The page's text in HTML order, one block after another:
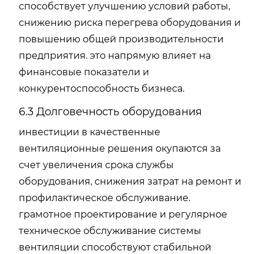
способствует улучшению условий работы,
снижению риска перегрева оборудования и
повышению общей производительности
предприятия. это напрямую влияет на
финансовые показатели и
конкурентоспособность бизнеса.
6.3 Долговечность оборудования
инвестиции в качественные
вентиляционные решения окупаются за
счет увеличения срока службы
оборудования, снижения затрат на ремонт и
профилактическое обслуживание.
грамотное проектирование и регулярное
техническое обслуживание системы
вентиляции способствуют стабильной